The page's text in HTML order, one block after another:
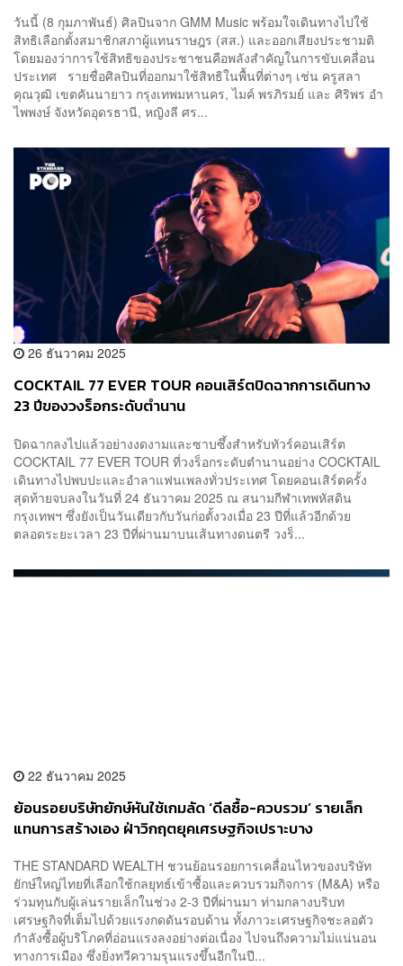
วันนี้ (8 กุมภาพันธ์) ศิลปินจาก GMM Music พร้อมใจเดินทางไปใช้
สิทธิเลือกตั้งสมาชิกสภาผู้แทนราษฎร (สส.) และออกเสียงประชามติ
โดยมองว่าการใช้สิทธิของประชาชนคือพลังสำคัญในการขับเคลื่อน
ประเทศ รายชื่อศิลปินที่ออกมาใช้สิทธิในพื้นที่ต่างๆ เช่น ครูสลา
คุณวุฒิ เขตคันนายาว กรุงเทพมหานคร, ไมค์ พรภิรมย์ และ ศิริพร อำ
ไพพงษ์ จังหวัดอุดรธานี, หญิงลี ศร...
26 ธันวาคม 2025
COCKTAIL 77 EVER TOUR คอนเสิร์ตปิดฉากการเดินทาง
23 ปีของวงร็อกระดับตำนาน
ปิดฉากลงไปแล้วอย่างงดงามและซาบซึ้งสำหรับทัวร์คอนเสิร์ต
COCKTAIL 77 EVER TOUR ที่วงร็อกระดับตำนานอย่าง COCKTAIL
เดินทางไปพบปะและอำลาแฟนเพลงทั่วประเทศ โดยคอนเสิร์ตครั้ง
สุดท้ายจบลงในวันที่ 24 ธันวาคม 2025 ณ สนามกีฬาเทพหัสดิน
กรุงเทพฯ ซึ่งยังเป็นวันเดียวกับวันก่อตั้งวงเมื่อ 23 ปีที่แล้วอีกด้วย
ตลอดระยะเวลา 23 ปีที่ผ่านมาบนเส้นทางดนตรี วงร็...
22 ธันวาคม 2025
ย้อนรอยบริษัทยักษ์หันใช้เกมลัด ‘ดีลซื้อ-ควบรวม’ รายเล็ก
แทนการสร้างเอง ฝ่าวิกฤตยุคเศรษฐกิจเปราะบาง
THE STANDARD WEALTH ชวนย้อนรอยการเคลื่อนไหวของบริษัท
ยักษ์ใหญ่ไทยที่เลือกใช้กลยุทธ์เข้าซื้อและควบรวมกิจการ (M&A) หรือ
ร่วมทุนกับผู้เล่นรายเล็กในช่วง 2-3 ปีที่ผ่านมา ท่ามกลางบริบท
เศรษฐกิจที่เต็มไปด้วยแรงกดดันรอบด้าน ทั้งภาวะเศรษฐกิจชะลอตัว
กำลังซื้อผู้บริโภคที่อ่อนแรงลงอย่างต่อเนื่อง ไปจนถึงความไม่แน่นอน
ทางการเมือง ซึ่งยิ่งทวีความรุนแรงขึ้นอีกในปี...